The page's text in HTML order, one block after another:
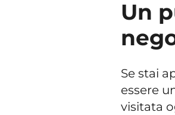
Un
Se stai
essere
visitata